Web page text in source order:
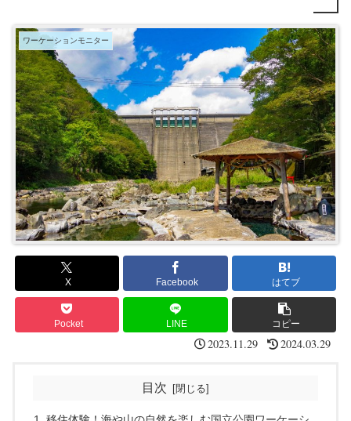
ワーケーションモニター
X Facebook はてブ
Pocket LINE コピー
2023.11.29 2024.03.29
目次